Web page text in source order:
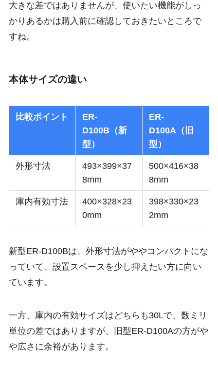
大きな差ではありませんが、使いたい機能がしっ
かりあるかは購入前に確認しておきたいところで
すね。
本体サイズの違い
比較ポイント
ER-
D100B（新
型）
ER-
D100A（旧
型）
外形寸法
493×399×37
8mm
500×416×38
8mm
庫内有効寸法
400×328×23
0mm
398×330×23
2mm
新型ER-D100Bは、 外形寸法がややコンパクト にな
っていて、設置スペースを少し抑えたい方に向い
ています。
一方、庫内の有効サイズはどちらも30Lで、数ミリ
単位の差ではありますが、旧型ER-D100Aの方がや
や広さに余裕があります。